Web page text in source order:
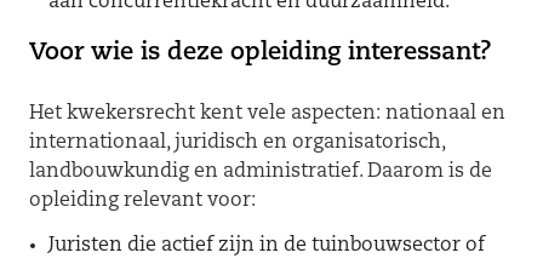
Voor wie is deze opleiding interessant?
Het kwekersrecht kent vele aspecten: nationaal en
internationaal, juridisch en organisatorisch,
landbouwkundig en administratief. Daarom is de
opleiding relevant voor:
Juristen die actief zijn in de tuinbouwsector of